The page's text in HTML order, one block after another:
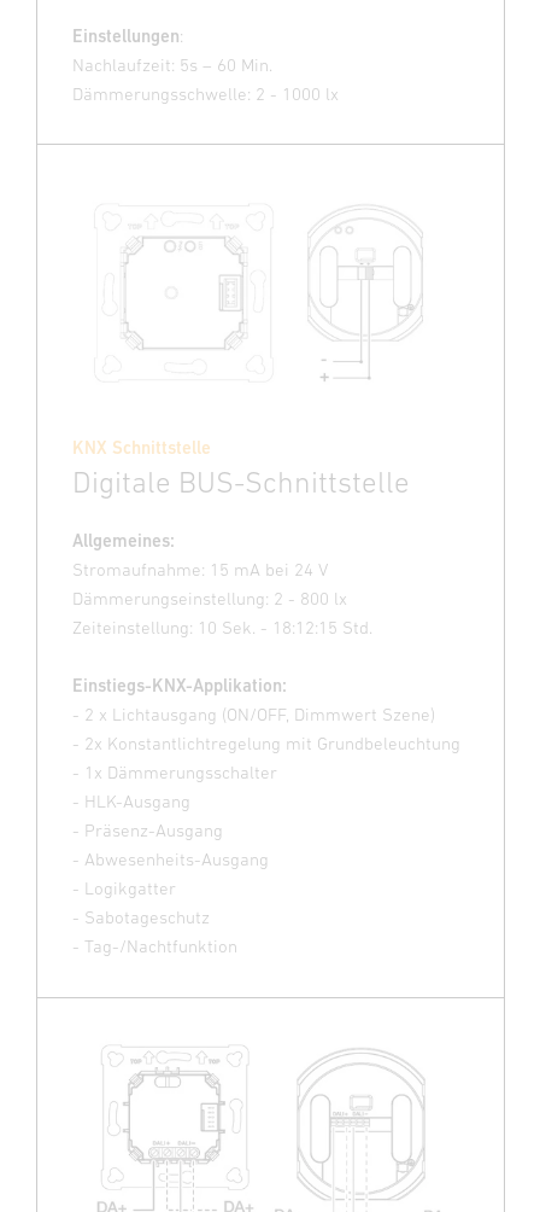
Einstellungen:
Nachlaufzeit: 5s – 60 Min.
Dämmerungsschwelle: 2 - 1000 lx
KNX Schnittstelle
Digitale BUS-Schnittstelle
Allgemeines:
Stromaufnahme: 15 mA bei 24 V
Dämmerungseinstellung: 2 - 800 lx
Zeiteinstellung: 10 Sek. - 18:12:15 Std.
Einstiegs-KNX-Applikation:
- 2 x Lichtausgang (ON/OFF, Dimmwert Szene)
- 2x Konstantlichtregelung mit Grundbeleuchtung
- 1x Dämmerungsschalter
- HLK-Ausgang
- Präsenz-Ausgang
- Abwesenheits-Ausgang
- Logikgatter
- Sabotageschutz
- Tag-/Nachtfunktion